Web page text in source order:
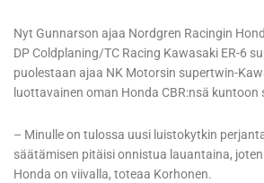
Nyt Gunnarson ajaa Nordgren Racingin
DP Coldplaning/TC Racing Kawasaki ER-6
puolestaan ajaa NK Motorsin supertwin-
luottavainen oman Honda CBR:nsä kuntoon
– Minulle on tulossa uusi luistokytkin
säätämisen pitäisi onnistua lauantaina,
Honda on viivalla, toteaa Korhonen.